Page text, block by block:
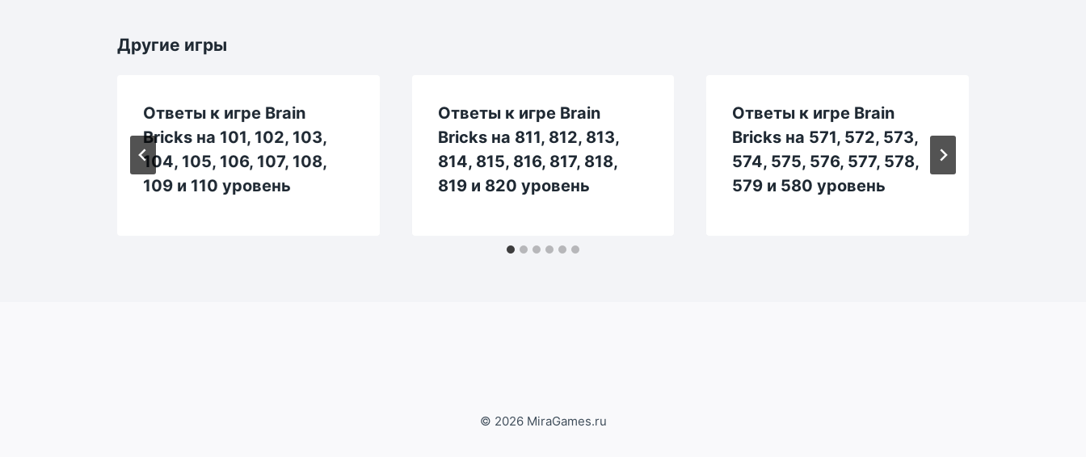
Другие игры
Ответы к игре Brain
Bricks на 101, 102, 103,
104, 105, 106, 107, 108,
109 и 110 уровень
Ответы к игре Brain
Bricks на 811, 812, 813,
814, 815, 816, 817, 818,
819 и 820 уровень
Ответы к игре Brain
Bricks на 571, 572, 573,
574, 575, 576, 577, 578,
579 и 580 уровень
© 2026 MiraGames.ru